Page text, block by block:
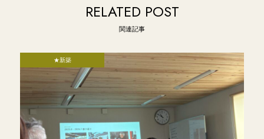
RELATED POST
関連記事
★新築